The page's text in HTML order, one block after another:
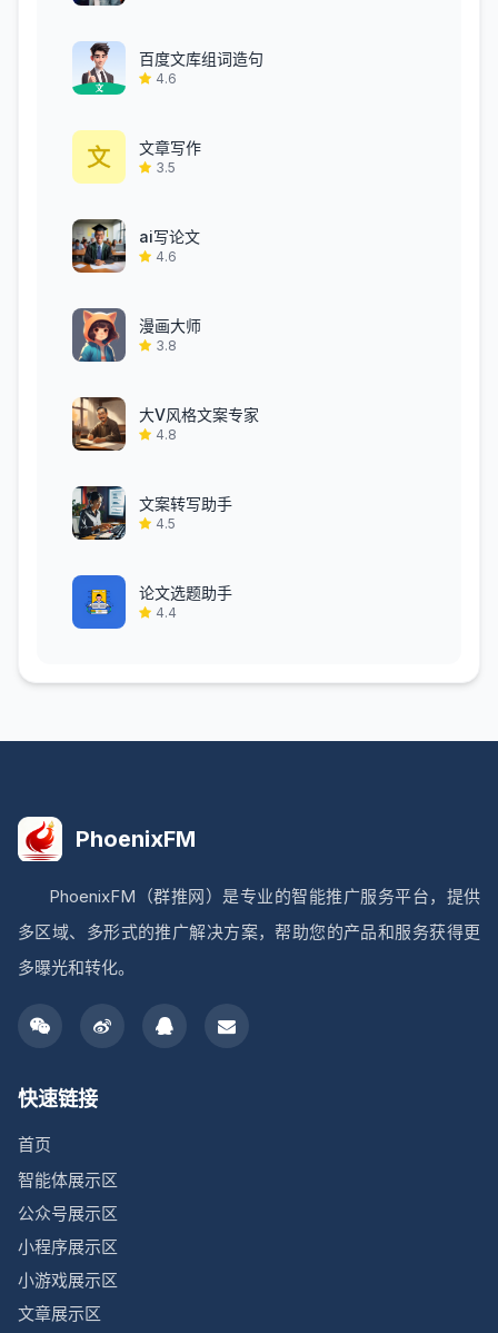
百度文库组词造句
4.6
文章写作
3.5
ai写论文
4.6
漫画大师
3.8
大V风格文案专家
4.8
文案转写助手
4.5
论文选题助手
4.4
PhoenixFM
PhoenixFM（群推网）是专业的智能推广服务平台，提供
多区域、多形式的推广解决方案，帮助您的产品和服务获得更
多曝光和转化。
快速链接
首页
智能体展示区
公众号展示区
小程序展示区
小游戏展示区
文章展示区